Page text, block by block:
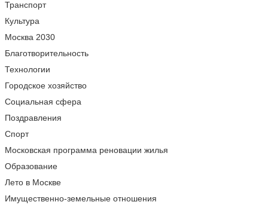
Транспорт
Культура
Москва 2030
Благотворительность
Технологии
Городское хозяйство
Социальная сфера
Поздравления
Спорт
Московская программа реновации жилья
Образование
Лето в Москве
Имущественно-земельные отношения